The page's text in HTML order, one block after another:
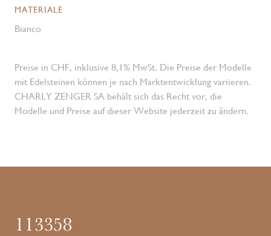
MATERIALE
Bianco
Preise in CHF, inklusive 8,1% MwSt. Die Preise der Modelle
mit Edelsteinen können je nach Marktentwicklung variieren.
CHARLY ZENGER SA behält sich das Recht vor, die
Modelle und Preise auf dieser Website jederzeit zu ändern.
113358